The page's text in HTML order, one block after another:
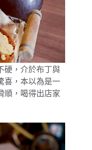
硬，介於布丁與
喜，本以為是一
順，喝得出店家